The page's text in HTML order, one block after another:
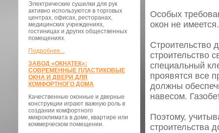
Электрические сушилки для рук
активно используются в торговых
центрах, офисах, ресторанах,
медицинских учреждениях,
гостиницах и других общественных
помещениях.
Подробнее...
ЗАВОД «ОКНАТЕК»:
СОВРЕМЕННЫЕ ПЛАСТИКОВЫЕ
ОКНА И ДВЕРИ ДЛЯ
КОМФОРТНОГО ДОМА
Качественные оконные и дверные
конструкции играют важную роль в
создании комфортного
микроклимата в доме, квартире или
коммерческом помещении.
Особых
окон не имеется.
Строительство
строительство
специальный
проявятся все
должны
навесом.
Поэтому,
строительства